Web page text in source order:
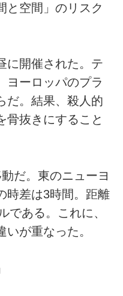
と空間」のリスク
に開催された。テ
ヨーロッパのプラ
だ。結果、殺人的
骨抜きにすること
だ。東のニューヨ
時差は3時間。距離
である。これに、
が重なった。